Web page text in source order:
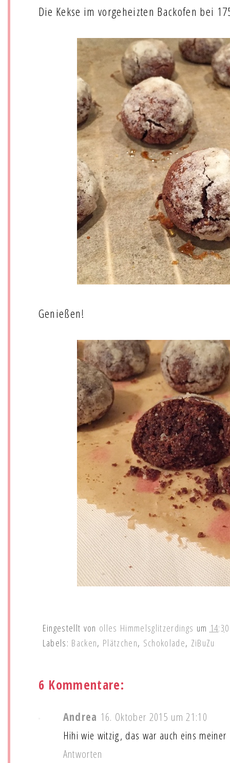
Die Kekse im vorgeheizten Backofen bei
Genießen!
Eingestellt von olles Himmelsglitzerdings um 14:30
Labels: Backen, Plätzchen, Schokolade, ZiBuZu
6 Kommentare:
Andrea 16. Oktober 2015 um 21:10
Hihi wie witzig, das war auch eins
Antworten